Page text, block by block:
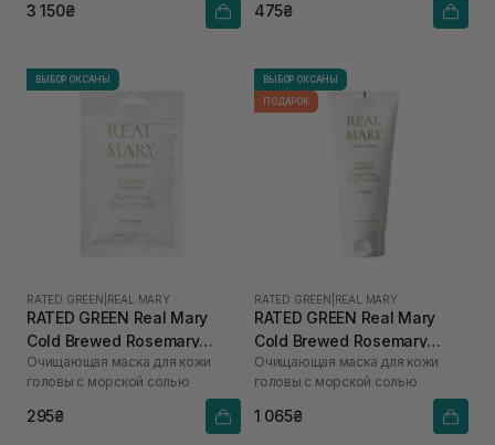
3 150₴ 475₴
ВЫБОР ОКСАНЫ
RATED GREEN REAL MARY
RATED GREEN Real Mary
Cold Brewed Rosemary
Purifyng Scalp Scaler 50 мл
Очищающая маска для кожи
головы с морской солью
295₴
ВЫБОР ОКСАНЫ
ПОДАРОК
RATED GREEN REAL MARY
RATED GREEN Real Mary
Cold Brewed Rosemary
Purifyng Scalp Scaler 200
мл
Очищающая маска для кожи
головы с морской солью
1 065₴